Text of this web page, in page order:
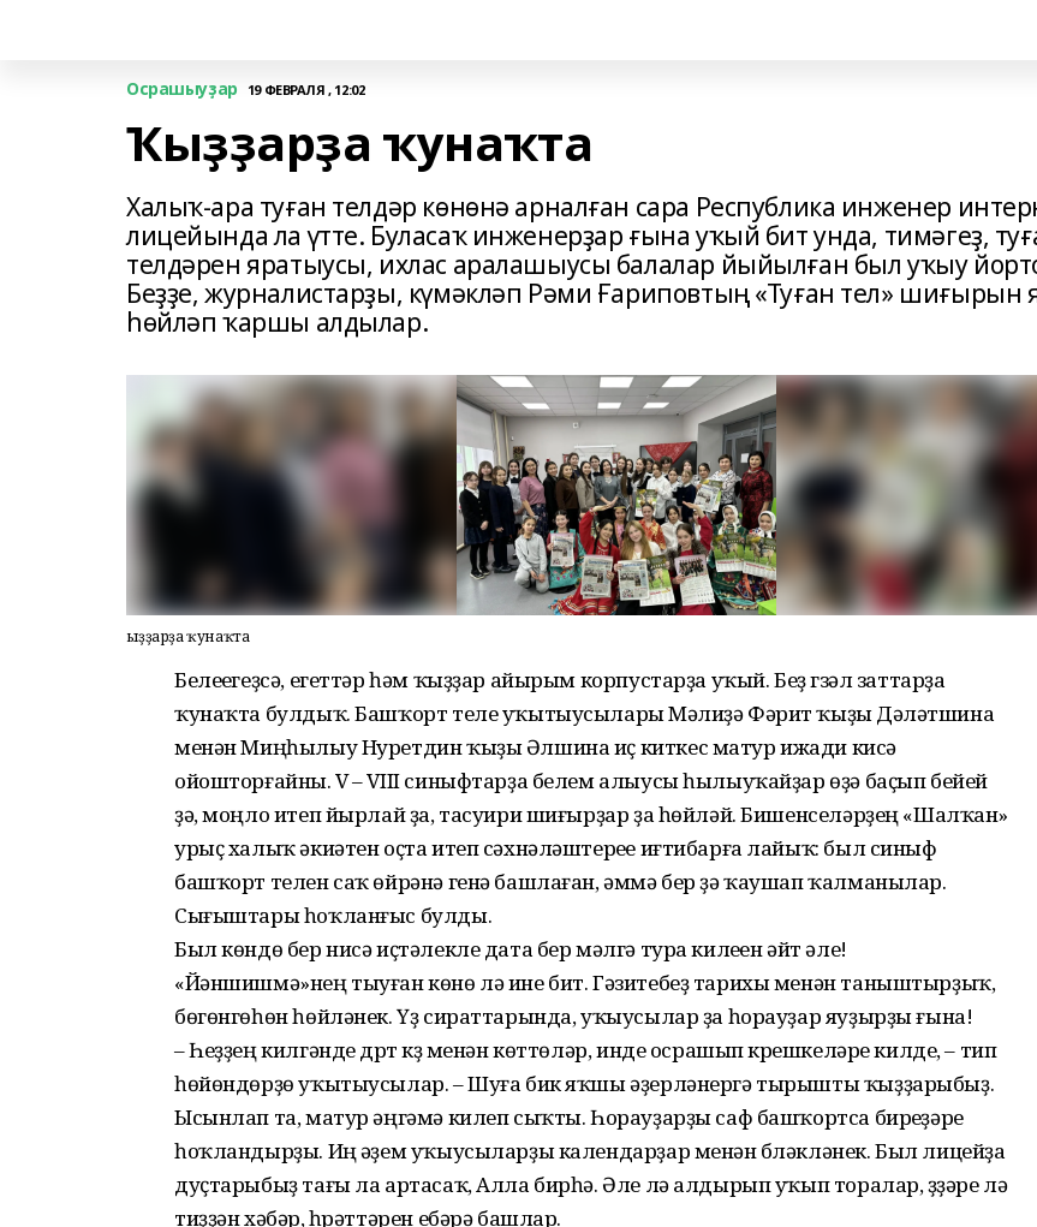
Осрашыуҙар 19 ФЕВРАЛЯ , 12:02
Ҡыҙҙарҙа ҡунаҡта
Халыҡ-ара туған телдәр көнөнә арналған сара Республика инженер
лицейында ла үтте. Буласаҡ инженерҙар ғына уҡый бит унда, тимәгеҙ,
телдәрен яратыусы, ихлас аралашыусы балалар йыйылған был уҡыу
Беҙҙе, журналистарҙы, күмәкләп Рәми Ғариповтың «Туған тел» шиғырын
һөйләп ҡаршы алдылар.
Ҡыҙҙарҙа ҡунаҡта
Белеүегеҙсә, егеттәр һәм ҡыҙҙар айырым корпустарҙа уҡый. Беҙ гүзәл заттарҙа
ҡунаҡта булдыҡ. Башҡорт теле уҡытыусылары Мәүлиҙә Фәрит ҡыҙы Дәүләтшина
менән Миңһылыу Нуретдин ҡыҙы Әлшина иҫ киткес матур ижади кисә
ойошторғайны. V – VIII синыфтарҙа белем алыусы һылыу­ҡайҙар өҙә баҫып бейей
ҙә, моңло итеп йырлай ҙа, тасуири шиғырҙар ҙа һөйләй. Бишенселәрҙең «Шалҡан»
урыҫ халыҡ әкиәтен оҫта итеп сәхнәләштереүе иғтибарға лайыҡ: был синыф
башҡорт телен саҡ өйрәнә генә башлаған, әммә бер ҙә ҡаушап ҡалманылар.
Сығыштары һоҡланғыс булды.
Был көндө бер нисә иҫтәлекле дата бер мәлгә тура килеүен әйт әле!
«Йәншишмә»нең тыуған көнө лә ине бит. Гәзитебеҙ тарихы менән таныштырҙыҡ,
бөгөнгөһөн һөйләнек. Үҙ сираттарында, уҡыусылар ҙа һорауҙар яуҙырҙы ғына!
– Һеҙҙең килгәнде дүрт күҙ менән көттөләр, инде осрашып күрешкеләре килде, – тип
һөйөндөрҙө уҡытыусылар. – Шуға бик яҡшы әҙерләнергә тырышты ҡыҙҙарыбыҙ.
Ысынлап та, матур әңгәмә килеп сыҡты. Һорауҙарҙы саф башҡортса биреүҙәре
һоҡландырҙы. Иң әүҙем уҡыусыларҙы календарҙар менән бүләкләнек. Был лицейҙа
дуҫтарыбыҙ тағы ла артасаҡ, Алла бирһә. Әле лә алдырып уҡып торалар, үҙҙәре лә
тиҙҙән хәбәр, һүрәттәрен ебәрә башлар.